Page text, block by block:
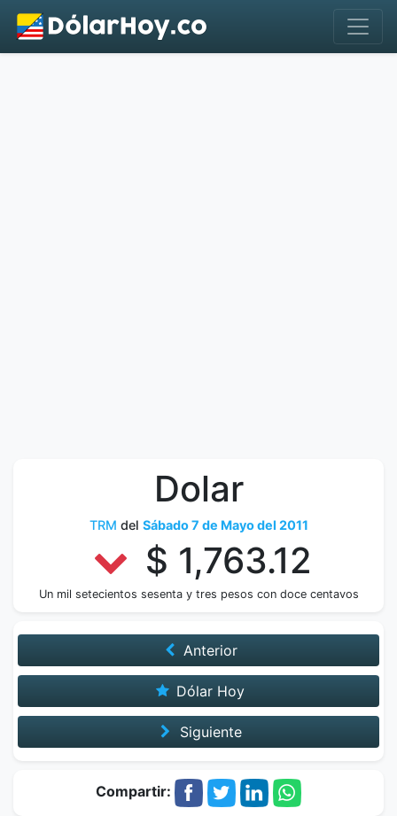
Dolar
TRM del Sábado 7 de Mayo del 2011
$ 1,763.12
Un mil setecientos sesenta y tres pesos con doce centavos
Anterior
Dólar Hoy
Siguiente
Compartir: